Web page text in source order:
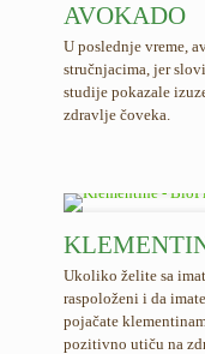
AVOKADO
U poslednje vreme,
stručnjacima, jer
studije pokazale
zdravlje čoveka.
Ukoliko želite sa
raspoloženi i da
pojačate
pozitivno utiču na